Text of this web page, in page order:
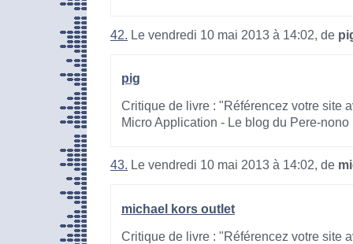
42. Le vendredi 10 mai 2013 à 14:02, de
pig
Critique de livre : "Référencez votre site
Micro Application - Le blog du Pere-nono
43. Le vendredi 10 mai 2013 à 14:02, de
michael kors outlet
Critique de livre : "Référencez votre site